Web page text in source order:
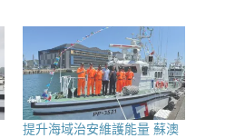
提升海域治安維護能量 蘇澳